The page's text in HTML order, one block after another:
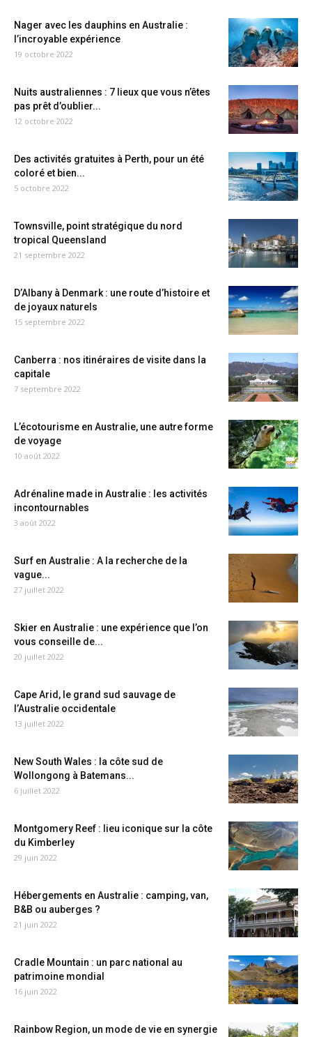
Nager avec les dauphins en Australie :
l’incroyable expérience
19 octobre 2022
Nuits australiennes : 7 lieux que vous n’êtes
pas prêt d’oublier...
12 octobre 2022
Des activités gratuites à Perth, pour un été
coloré et bien...
5 octobre 2022
Townsville, point stratégique du nord
tropical Queensland
21 septembre 2022
D’Albany à Denmark : une route d’histoire et
de joyaux naturels
15 septembre 2022
Canberra : nos itinéraires de visite dans la
capitale
7 septembre 2022
L’écotourisme en Australie, une autre forme
de voyage
10 août 2022
Adrénaline made in Australie : les activités
incontournables
3 août 2022
Surf en Australie : A la recherche de la
vague...
27 juillet 2022
Skier en Australie : une expérience que l’on
vous conseille de...
20 juillet 2022
Cape Arid, le grand sud sauvage de
l’Australie occidentale
13 juillet 2022
New South Wales : la côte sud de
Wollongong à Batemans...
6 juillet 2022
Montgomery Reef : lieu iconique sur la côte
du Kimberley
29 juin 2022
Hébergements en Australie : camping, van,
B&B ou auberges ?
21 juin 2022
Cradle Mountain : un parc national au
patrimoine mondial
16 juin 2022
Rainbow Region, un mode de vie en synergie